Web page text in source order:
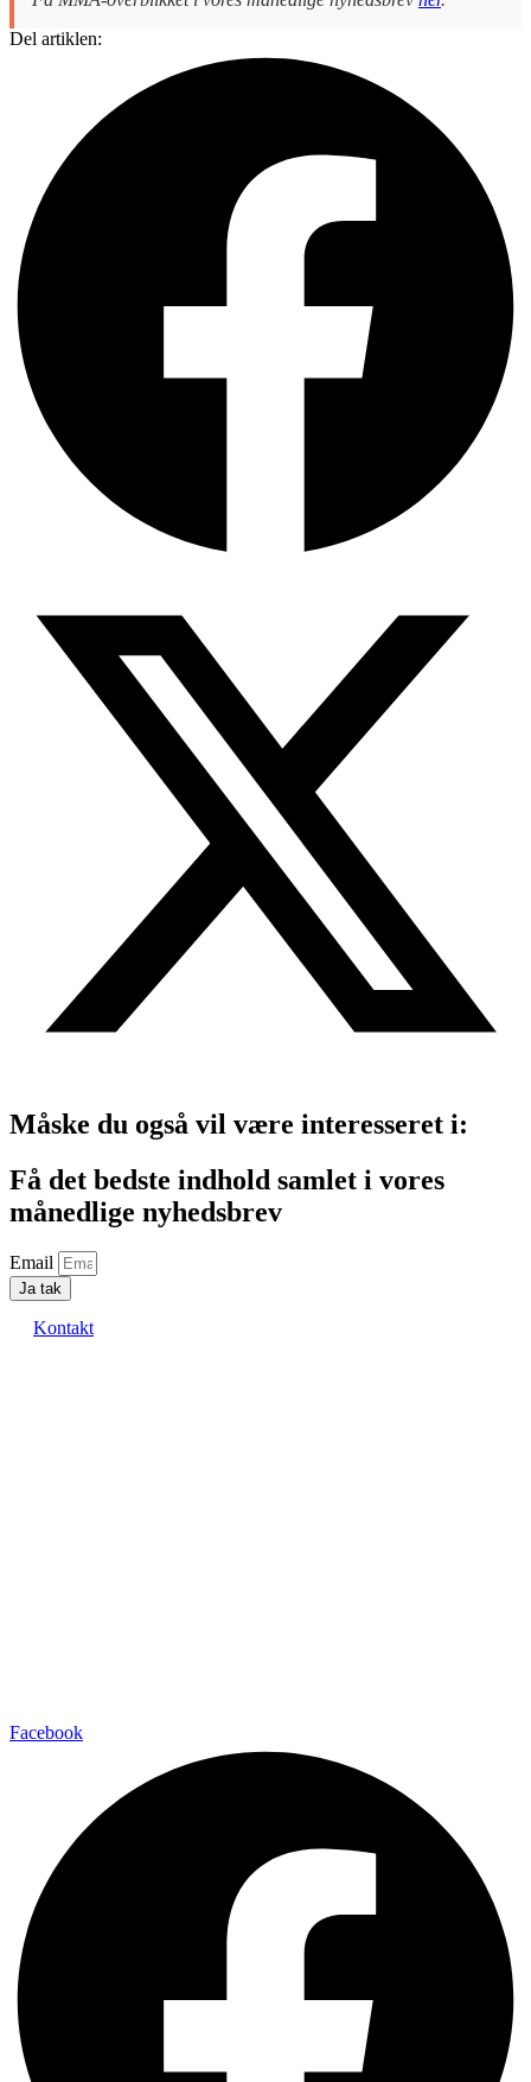
Del artiklen:
Måske du også vil være interesseret i:
Få det bedste indhold samlet i vores
månedlige nyhedsbrev
Email
Ja tak
Kontakt
Facebook